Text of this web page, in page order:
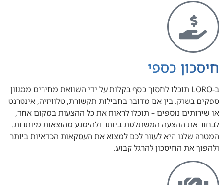
חיסכון כספי
ב-LORO תוכלו לחסוך כסף בקלות על ידי השוואת מחירים ממגוון
ספקים בשוק. בין אם מדובר בחבילות תקשורת, טלוויזיה, אינטרנט
או שירותים נוספים – תוכלו לראות את כל ההצעות במקום אחד,
לבחור את ההצעה המשתלמת ביותר ולהימנע מהוצאות מיותרות.
המטרה שלנו היא לעזור לכם למצוא את העסקאות הכדאיות ביותר
ולהפוך את החיסכון להרגל קבוע.